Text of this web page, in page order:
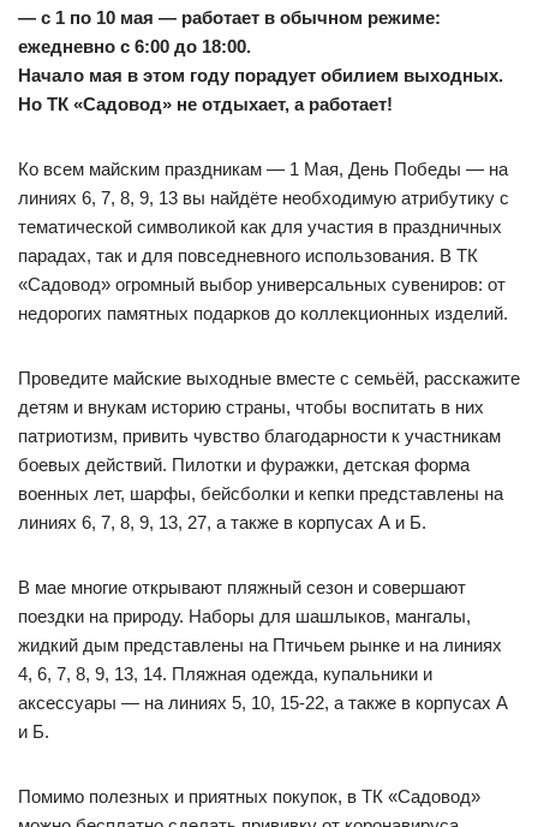
— с 1 по 10 мая — работает в обычном режиме:
ежедневно с 6:00 до 18:00.
Начало мая в этом году порадует обилием выходных.
Но ТК «Садовод» не отдыхает, а работает!
Ко всем майским праздникам — 1 Мая, День Победы — на
линиях 6, 7, 8, 9, 13 вы найдёте необходимую атрибутику с
тематической символикой как для участия в праздничных
парадах, так и для повседневного использования. В ТК
«Садовод» огромный выбор универсальных сувениров: от
недорогих памятных подарков до коллекционных изделий.
Проведите майские выходные вместе с семьёй, расскажите
детям и внукам историю страны, чтобы воспитать в них
патриотизм, привить чувство благодарности к участникам
боевых действий. Пилотки и фуражки, детская форма
военных лет, шарфы, бейсболки и кепки представлены на
линиях 6, 7, 8, 9, 13, 27, а также в корпусах А и Б.
В мае многие открывают пляжный сезон и совершают
поездки на природу. Наборы для шашлыков, мангалы,
жидкий дым представлены на Птичьем рынке и на линиях
4, 6, 7, 8, 9, 13, 14. Пляжная одежда, купальники и
аксессуары — на линиях 5, 10, 15-22, а также в корпусах А
и Б.
Помимо полезных и приятных покупок, в ТК «Садовод»